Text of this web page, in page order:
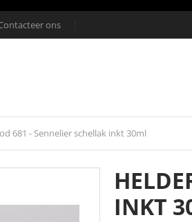
ons
681 - Sennelier schellak inkt 30ml
INKT